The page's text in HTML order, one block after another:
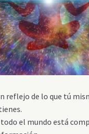
reflejo de lo que tú
el mundo está